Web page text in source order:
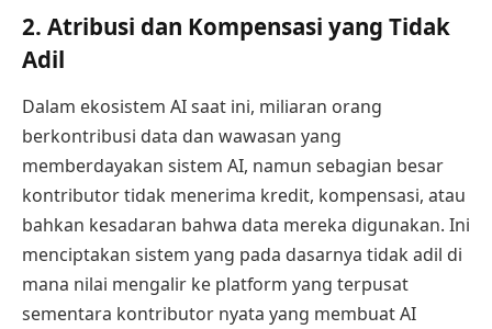
2. Atribusi dan Kompensasi yang Tidak
Adil
Dalam ekosistem AI saat ini, miliaran orang
berkontribusi data dan wawasan yang
memberdayakan sistem AI, namun sebagian besar
kontributor tidak menerima kredit, kompensasi, atau
bahkan kesadaran bahwa data mereka digunakan. Ini
menciptakan sistem yang pada dasarnya tidak adil di
mana nilai mengalir ke platform yang terpusat
sementara kontributor nyata yang membuat AI